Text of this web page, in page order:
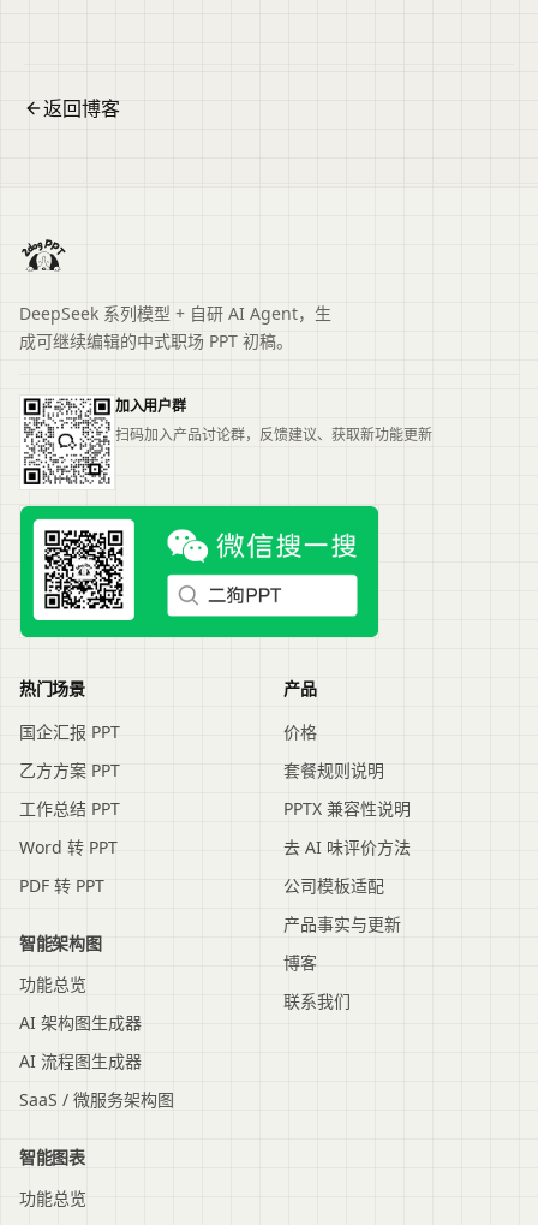
返回博客
DeepSeek 系列模型 + 自研 AI Agent，生
成可继续编辑的中式职场 PPT 初稿。
加入用户群
扫码加入产品讨论群，反馈建议、获取新功能更新
热门场景
国企汇报 PPT
乙方方案 PPT
工作总结 PPT
Word 转 PPT
PDF 转 PPT
智能架构图
功能总览
AI 架构图生成器
AI 流程图生成器
SaaS / 微服务架构图
智能图表
功能总览
产品
价格
套餐规则说明
PPTX 兼容性说明
去 AI 味评价方法
公司模板适配
产品事实与更新
博客
联系我们